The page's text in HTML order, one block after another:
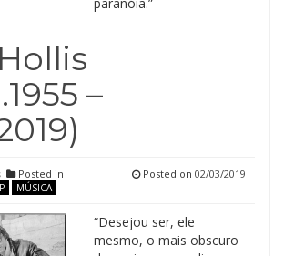
–
Posted in
MÚSICA
Posted on 02/03/2019
“Desejou ser, ele
mesmo, o mais obscuro